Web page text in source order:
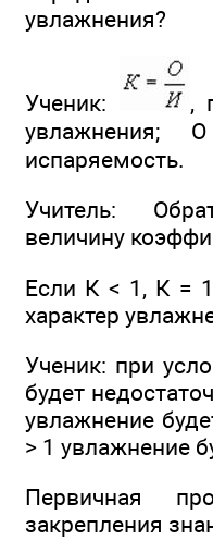
увлажнения?
Ученик:
,
испаряемость.
Учитель:
величину
Если К < 1, К =
характер
Ученик: при
будет
увлажнение
> 1 увлажнение
Первичная
закрепления